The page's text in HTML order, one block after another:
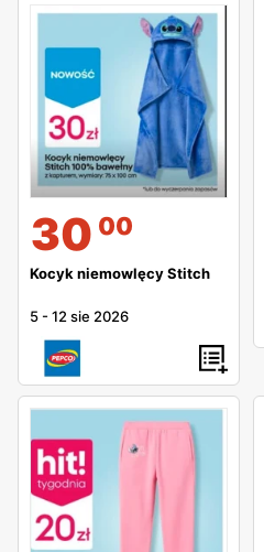
30 00
Kocyk niemowlęcy Stitch
5 -12 sie 2026